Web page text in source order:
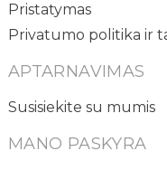
Pristatymas
Privatumo politika ir
APTARNAVIMAS
Susisiekite su mumis
MANO PASKYRA